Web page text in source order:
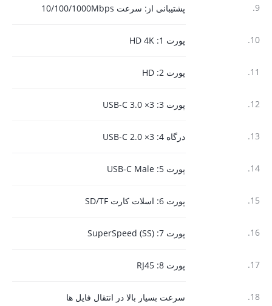
9. پشتیبانی از: سرعت 10/100/1000Mbps
10. پورت 1: HD 4K
11. پورت 2: HD
12. پورت 3: 3× USB-C 3.0
13. درگاه 4: 3× USB-C 2.0
14. پورت 5: USB-C Male
15. پورت 6: اسلات کارت SD/TF
16. پورت 7: SuperSpeed (SS)
17. پورت 8: RJ45
18. سرعت بسیار بالا در انتقال فایل ها